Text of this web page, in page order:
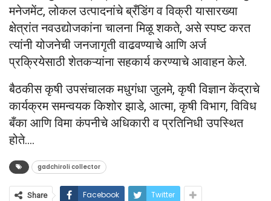
मनेजमेंट, लोकल उत्पादनांचे ब्रँडिंग व विक्री यासारख्या
क्षेत्रांत नवउद्योजकांना चालना मिळू शकते, असे स्पष्ट करत
त्यांनी योजनेची जनजागृती वाढवण्याचे आणि अर्ज
प्रक्रियेसाठी शेतकऱ्यांना सहकार्य करण्याचे आवाहन केले.
बैठकीस कृषी उपसंचालक मधुगंधा जुलमे, कृषी विज्ञान केंद्राचे
कार्यक्रम समन्वयक किशोर झाडे, आत्मा, कृषी विभाग, विविध
बँका आणि विमा कंपनीचे अधिकारी व प्रतिनिधी उपस्थित
होते….
gadchiroli collector
Share Facebook Twitter